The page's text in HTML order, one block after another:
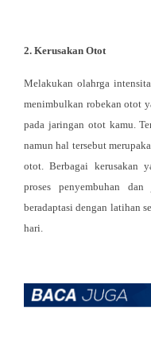
2. Kerusakan Otot
Melakukan olahrga
menimbulkan robekan otot
pada jaringan otot kamu.
namun hal tersebut
otot. Berbagai kerusakan
proses penyembuhan
beradaptasi dengan latihan
hari.